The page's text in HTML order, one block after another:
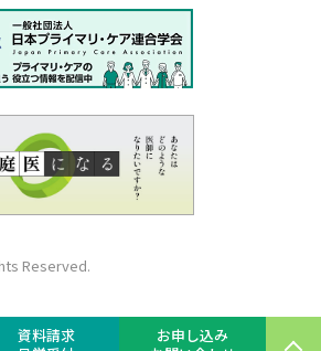
Reserved.
資料請求
お申し込み